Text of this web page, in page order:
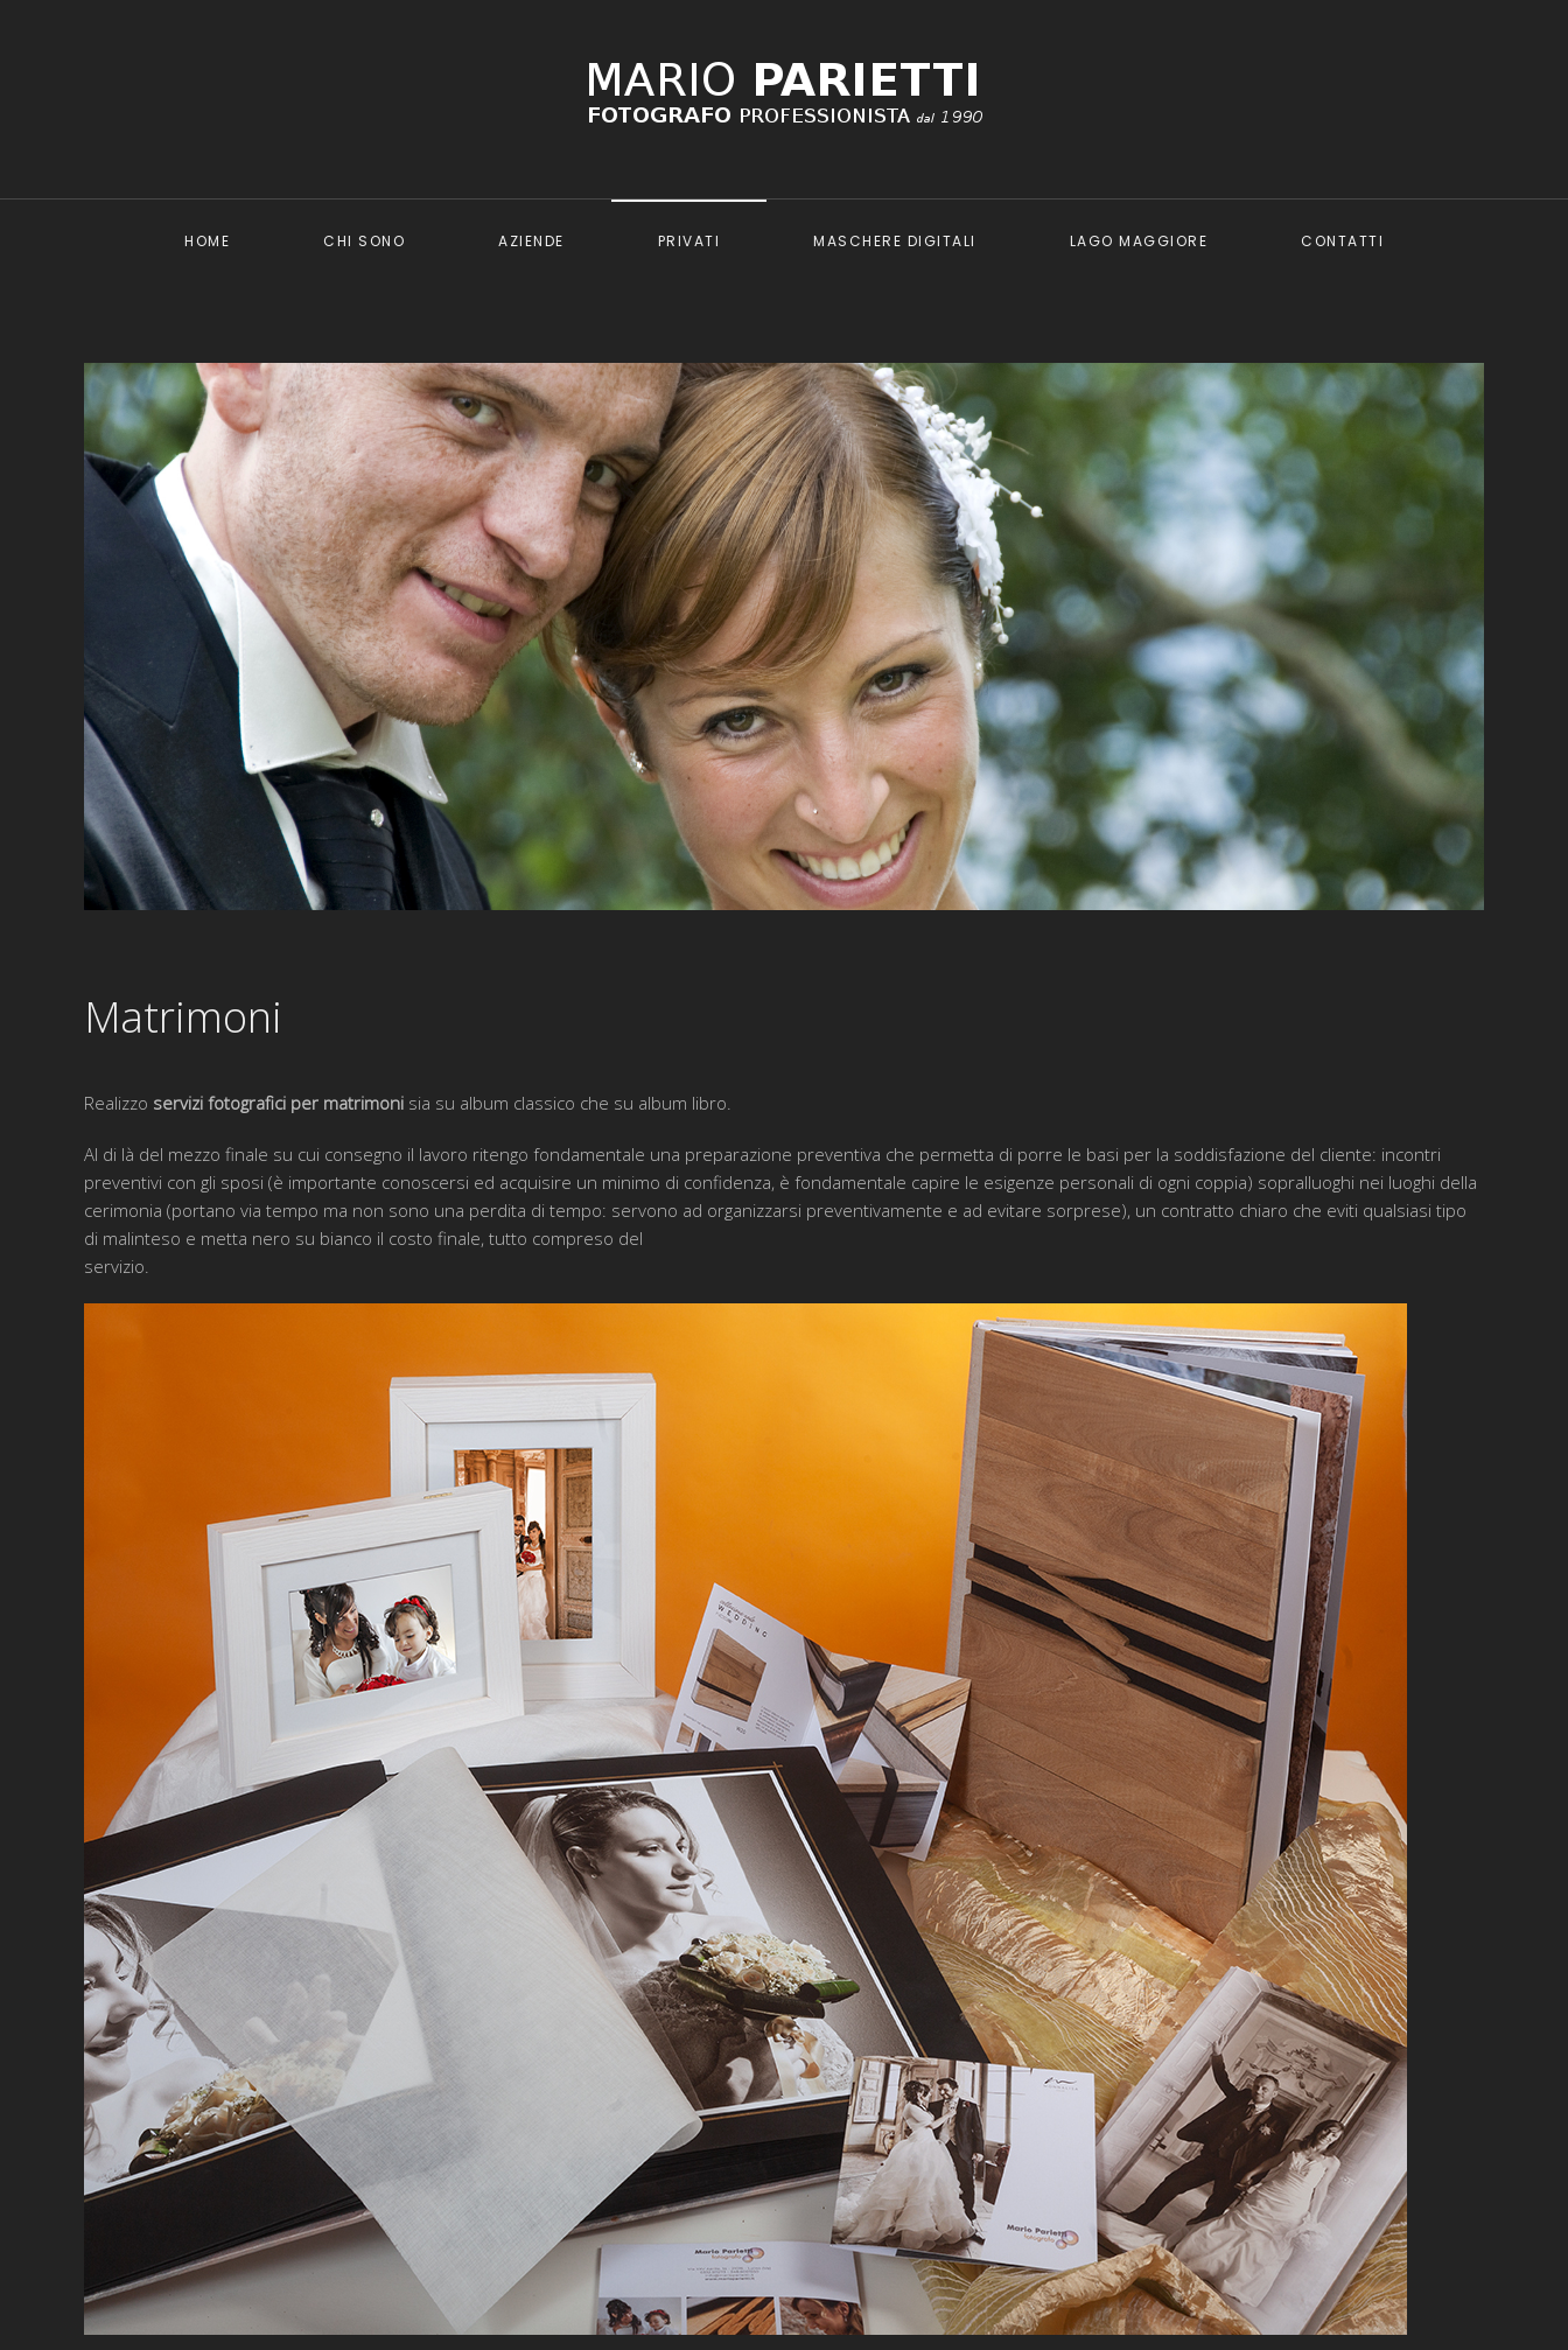
HOME CHI SONO AZIENDE PRIVATI MASCHERE DIGITALI LAGO MAGGIORE CONTATTI
Matrimoni
Realizzo servizi fotografici per matrimoni sia su album classico che su album libro.
Al di là del mezzo finale su cui consegno il lavoro ritengo fondamentale una preparazione preventiva che permetta di porre le basi per la soddisfazione del cliente: incontri
preventivi con gli sposi (è importante conoscersi ed acquisire un minimo di confidenza, è fondamentale capire le esigenze personali di ogni coppia) sopralluoghi nei luoghi della
cerimonia (portano via tempo ma non sono una perdita di tempo: servono ad organizzarsi preventivamente e ad evitare sorprese), un contratto chiaro che eviti qualsiasi tipo
di malinteso e metta nero su bianco il costo finale, tutto compreso del
servizio.